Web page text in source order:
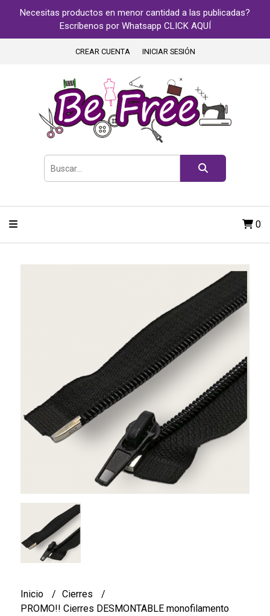
Necesitas productos en menor cantidad a las publicadas?
Escríbenos por Whatsapp CLICK AQUÍ
CREAR CUENTA INICIAR SESIÓN
0
Inicio
Cierres
PROMO!! Cierres DESMONTABLE monofilamento